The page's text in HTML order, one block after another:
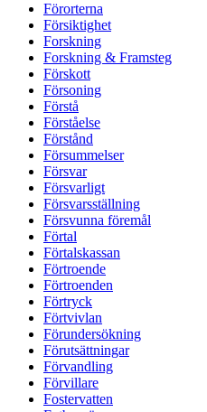
Förorterna
Försiktighet
Forskning
Forskning & Framsteg
Förskott
Försoning
Förstå
Förståelse
Förstånd
Försummelser
Försvar
Försvarligt
Försvarsställning
Försvunna föremål
Förtal
Förtalskassan
Förtroende
Förtroenden
Förtryck
Förtvivlan
Förundersökning
Förutsättningar
Förvandling
Förvillare
Fostervatten